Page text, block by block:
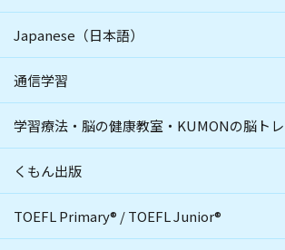
Japanese（日本語）
通信学習
学習療法・脳の健康教室・KUMONの脳トレ
くもん出版
TOEFL Primary® /TOEFL Junior®